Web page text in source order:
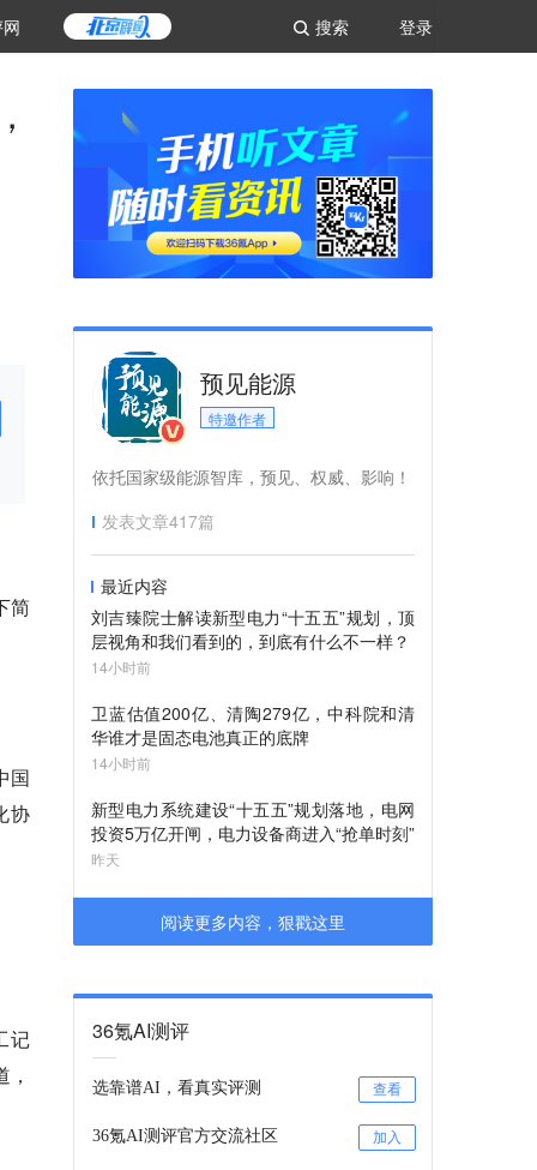
登录
搜索
简
国
协
记
预见能源
特邀作者
依托国家级能源智库，预见、权威、影响！
发表文章417篇
最近内容
刘吉臻院士解读新型电力“十五五”规划，顶
层视角和我们看到的，到底有什么不一样？
14小时前
卫蓝估值200亿、清陶279亿，中科院和清
华谁才是固态电池真正的底牌
14小时前
新型电力系统建设“十五五”规划落地，电网
投资5万亿开闸，电力设备商进入“抢单时刻”
昨天
阅读更多内容，狠戳这里
36氪AI测评
选靠谱AI，看真实评测 查看
36氪AI测评官方交流社区 加入